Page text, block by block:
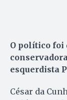
O político foi
esquerdista
César da